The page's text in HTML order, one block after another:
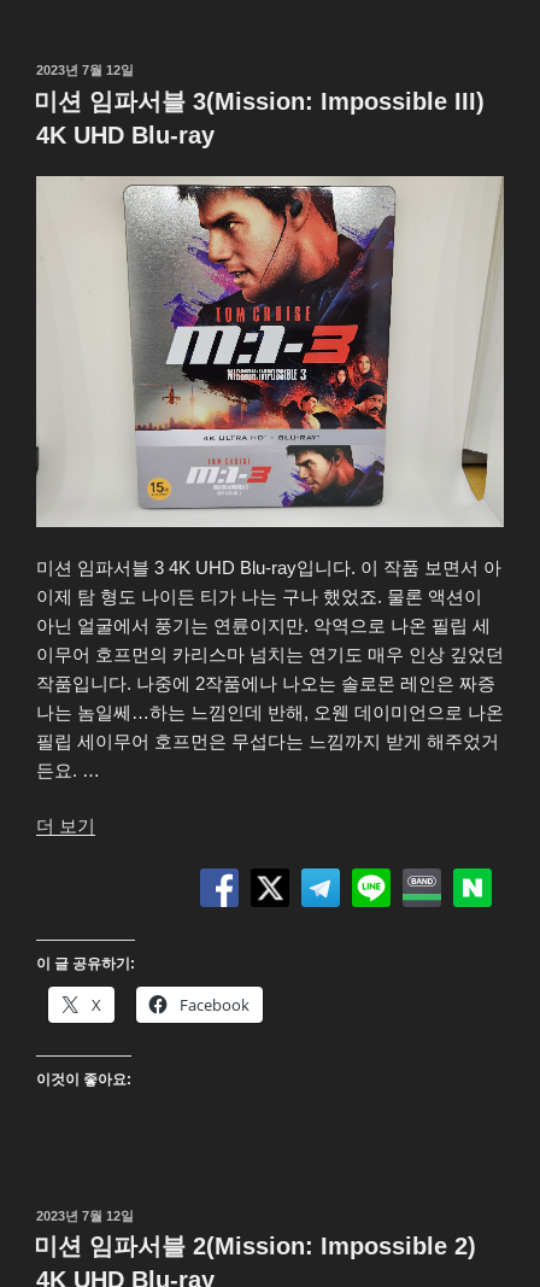
(Mission:
Impossible
Ghost
UHD
작
성
일
자
2023년 7월 12일
미션 임파서블 3(Mission: Impossible III)
4K UHD Blu-ray
미션 임파서블 3 4K UHD Blu-ray입니다. 이 작품 보면서 아
이제 탐 형도 나이든 티가 나는 구나 했었죠. 물론 액션이
아닌 얼굴에서 풍기는 연륜이지만. 악역으로 나온 필립 세
이무어 호프먼의 카리스마 넘치는 연기도 매우 인상 깊었던
작품입니다. 나중에 2작품에나 나오는 솔로몬 레인은 짜증
나는 놈일쎄…하는 느낌인데 반해, 오웬 데이미언으로 나온
필립 세이무어 호프먼은 무섭다는 느낌까지 받게 해주었거
든요. …
더 보기
서
블
3(Mission:
Impossible
III)
4K
이 글 공유하기:
X Facebook
이것이 좋아요:
작
성
자
2023년 7월 12일
미션 임파서블 2(Mission: Impossible 2)
4K UHD Blu-ray